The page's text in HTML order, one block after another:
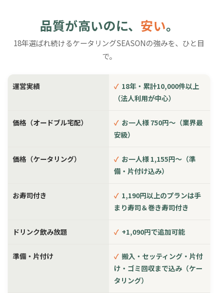
品質が高いのに、 安い。
18年選ばれ続けるケータリングSEASONの強みを、ひと目
で。
運営実績 ✓ 18年・累計10,000件以上
（法人利用が中心）
価格（オードブル宅配） ✓ お一人様 750円〜（業界最
安級）
価格（ケータリング） ✓ お一人様 1,155円〜（準
備・片付け込み）
お寿司付き ✓ 1,190円以上のプランは手
まり寿司＆巻き寿司付き
ドリンク飲み放題 ✓ +1,090円で追加可能
準備・片付け ✓ 搬入・セッティング・片付
け・ゴミ回収まで込み（ケー
タリング）